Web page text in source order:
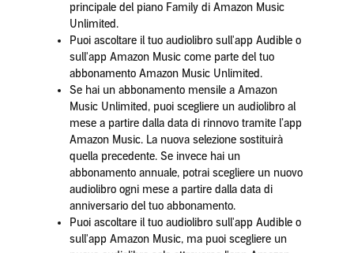
principale del piano Family di Amazon Music
Unlimited.
Puoi ascoltare il tuo audiolibro sull'app Audible o
sull'app Amazon Music come parte del tuo
abbonamento Amazon Music Unlimited.
Se hai un abbonamento mensile a Amazon
Music Unlimited, puoi scegliere un audiolibro al
mese a partire dalla data di rinnovo tramite l’app
Amazon Music. La nuova selezione sostituirà
quella precedente. Se invece hai un
abbonamento annuale, potrai scegliere un nuovo
audiolibro ogni mese a partire dalla data di
anniversario del tuo abbonamento.
Puoi ascoltare il tuo audiolibro sull'app Audible o
sull'app Amazon Music, ma puoi scegliere un